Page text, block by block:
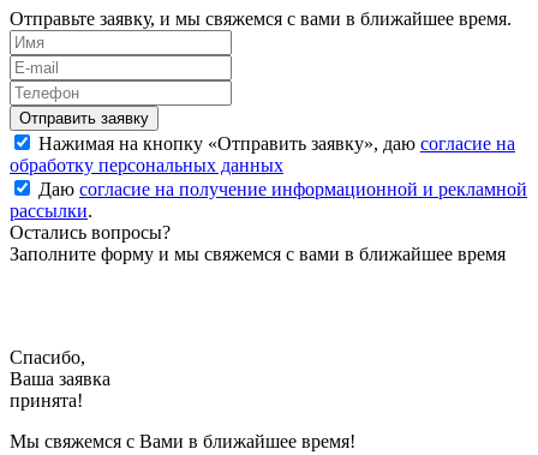
Отправьте заявку, и мы свяжемся с вами в ближайшее время.
Нажимая на кнопку «Отправить заявку», даю согласие на
обработку персональных данных
Даю согласие на получение информационной и рекламной
рассылки.
Остались вопросы?
Заполните форму и мы свяжемся с вами в ближайшее время
Спасибо,
Ваша заявка
принята!
Мы свяжемся с Вами в ближайшее время!